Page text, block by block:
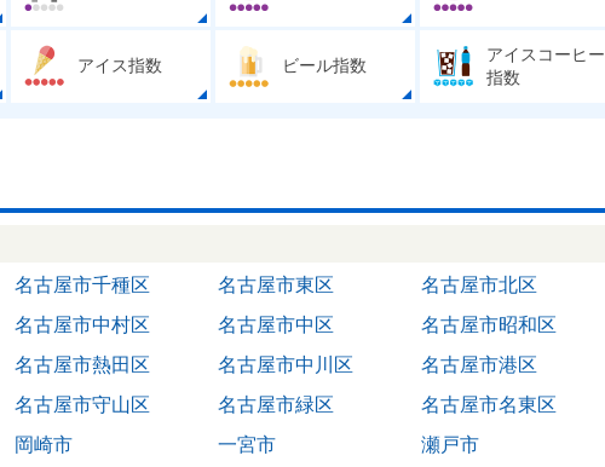
アイス指数 ビール指数
アイスコーヒー
指数
名古屋市千種区 名古屋市東区
名古屋市北区
名古屋市中村区 名古屋市中区
名古屋市昭和区
名古屋市熱田区 名古屋市中川区
名古屋市港区
名古屋市守山区 名古屋市緑区
名古屋市名東区
岡崎市 一宮市
瀬戸市